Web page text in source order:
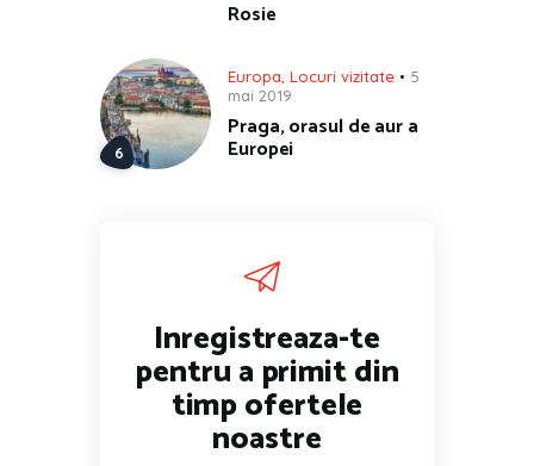
Rosie
Europa Locuri vizitate
5
mai 2019
Praga, orasul de aur a
Europei
Inregistreaza-te
pentru a primit din
timp ofertele
noastre